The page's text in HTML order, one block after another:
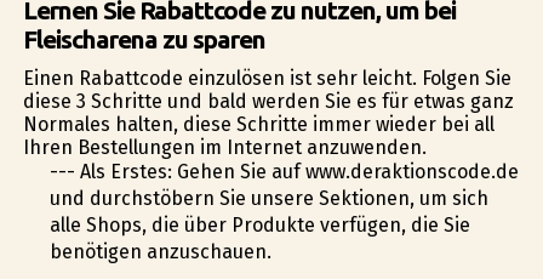
Lernen Sie Rabattcode zu nutzen, um bei
Fleischarena zu sparen
Einen Rabattcode einzulösen ist sehr leicht. Folgen Sie
diese 3 Schritte und bald werden Sie es für etwas ganz
Normales halten, diese Schritte immer wieder bei all
Ihren Bestellungen im Internet anzuwenden.
--- Als Erstes: Gehen Sie auf www.deraktionscode.de
und durchstöbern Sie unsere Sektionen, um sich
alle Shops, die über Produkte verfügen, die Sie
benötigen anzuschauen.